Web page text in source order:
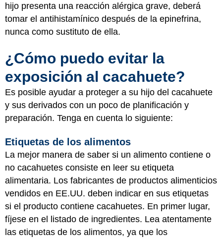
hijo presenta una reacción alérgica grave, deberá
tomar el antihistamínico después de la epinefrina,
nunca como sustituto de ella.
¿Cómo puedo evitar la
exposición al cacahuete?
Es posible ayudar a proteger a su hijo del cacahuete
y sus derivados con un poco de planificación y
preparación. Tenga en cuenta lo siguiente:
Etiquetas de los alimentos
La mejor manera de saber si un alimento contiene o
no cacahuetes consiste en leer su etiqueta
alimentaria. Los fabricantes de productos alimenticios
vendidos en EE.UU. deben indicar en sus etiquetas
si el producto contiene cacahuetes. En primer lugar,
fíjese en el listado de ingredientes. Lea atentamente
las etiquetas de los alimentos, ya que los